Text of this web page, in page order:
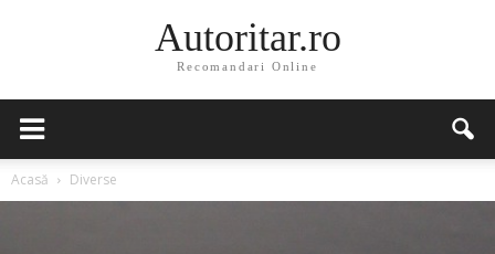
Autoritar.ro
Recomandari Online
Acasă Diverse